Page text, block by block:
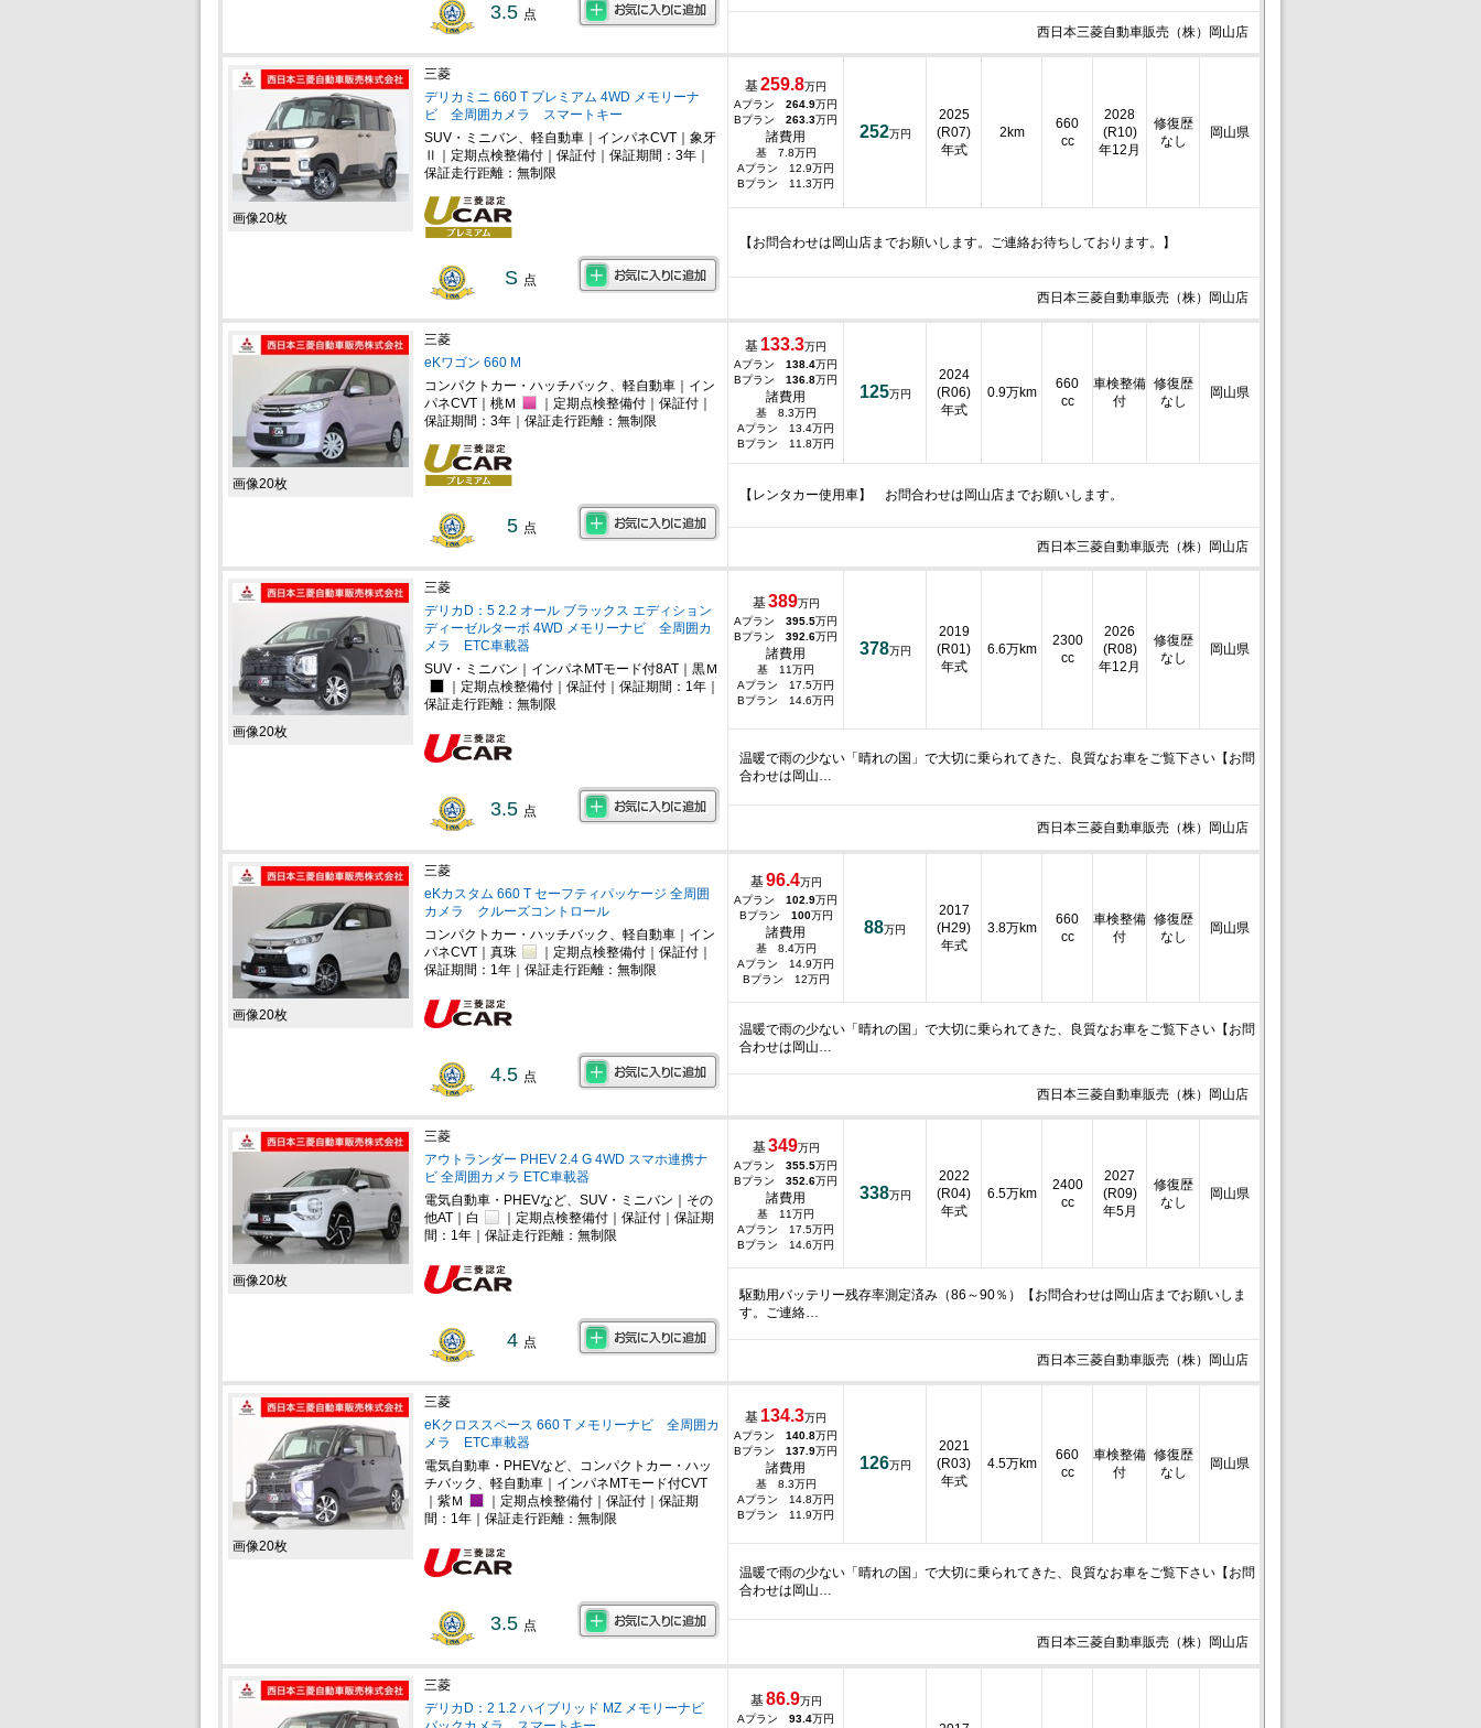
3.5 点
西日本三菱自動車販売（株）岡山店
画像20枚
三菱
デリカミニ 660 T プレミアム 4WD メモリーナ
ビ 全周囲カメラ スマートキー
SUV・ミニバン、軽自動車｜インパネCVT｜象牙
Ⅱ｜定期点検整備付｜保証付｜保証期間：3年｜
保証走行距離：無制限
S 点
基259.8万円
Aプラン 264.9万円
Bプラン 263.3万円
諸費用
基 7.8万円
Aプラン 12.9万円
Bプラン 11.3万円
252万円
2025
(R07)
年式
2km
660
cc
2028
(R10)
年12月
修復歴
なし
岡山県
【お問合わせは岡山店までお願いします。ご連絡お待ちしております。】
西日本三菱自動車販売（株）岡山店
画像20枚
三菱
eKワゴン 660 M
コンパクトカー・ハッチバック、軽自動車｜イン
パネCVT｜桃Ｍ
｜定期点検整備付｜保証付｜
保証期間：3年｜保証走行距離：無制限
5 点
基 133.3万円
Aプラン 138.4万円
Bプラン 136.8万円
諸費用
基 8.3万円
Aプラン 13.4万円
Bプラン 11.8万円
125万円
2024
(R06)
年式
0.9万km
660
cc
車検整備
付
修復歴
なし
岡山県
【レンタカー使用車】 お問合わせは岡山店までお願いします。
西日本三菱自動車販売（株）岡山店
画像20枚
三菱
デリカD：5 2.2 オール ブラックス エディション
ディーゼルターボ 4WD メモリーナビ 全周囲カ
メラ ETC車載器
SUV・ミニバン｜インパネMTモード付8AT｜黒Ｍ
｜定期点検整備付｜保証付｜保証期間：1年｜
保証走行距離：無制限
3.5 点
基389万円
Aプラン 395.5万円
Bプラン 392.6万円
諸費用
基 11万円
Aプラン 17.5万円
Bプラン 14.6万円
378万円
2019
(R01)
年式
6.6万km
2300
cc
2026
(R08)
年12月
修復歴
なし
岡山県
温暖で雨の少ない「晴れの国」で大切に乗られてきた、良質なお車をご覧下さい【お問
合わせは岡山…
西日本三菱自動車販売（株）岡山店
画像20枚
三菱
eKカスタム 660 T セーフティパッケージ 全周囲
カメラ クルーズコントロール
コンパクトカー・ハッチバック、軽自動車｜イン
パネCVT｜真珠
｜定期点検整備付｜保証付｜
保証期間：1年｜保証走行距離：無制限
4.5 点
基96.4万円
Aプラン 102.9万円
Bプラン 100万円
諸費用
基 8.4万円
Aプラン 14.9万円
Bプラン 12万円
88万円
2017
(H29)
年式
3.8万km
660
cc
車検整備
付
修復歴
なし
岡山県
温暖で雨の少ない「晴れの国」で大切に乗られてきた、良質なお車をご覧下さい【お問
合わせは岡山…
西日本三菱自動車販売（株）岡山店
画像20枚
三菱
アウトランダー PHEV 2.4 G 4WD スマホ連携ナ
ビ 全周囲カメラ ETC車載器
電気自動車・PHEVなど、SUV・ミニバン｜その
他AT｜白
｜定期点検整備付｜保証付｜保証期
間：1年｜保証走行距離：無制限
4 点
基349万円
Aプラン 355.5万円
Bプラン 352.6万円
諸費用
基 11万円
Aプラン 17.5万円
Bプラン 14.6万円
338万円
2022
(R04)
年式
6.5万km
2400
cc
2027
(R09)
年5月
修復歴
なし
岡山県
駆動用バッテリー残存率測定済み（86～90％）【お問合わせは岡山店までお願いしま
す。ご連絡…
西日本三菱自動車販売（株）岡山店
画像20枚
三菱
eKクロススペース 660 T メモリーナビ 全周囲カ
メラ ETC車載器
電気自動車・PHEVなど、コンパクトカー・ハッ
チバック、軽自動車｜インパネMTモード付CVT
｜紫Ｍ
｜定期点検整備付｜保証付｜保証期
間：1年｜保証走行距離：無制限
3.5 点
基 134.3万円
Aプラン 140.8万円
Bプラン 137.9万円
諸費用
基 8.3万円
Aプラン 14.8万円
Bプラン 11.9万円
126万円
2021
(R03)
年式
4.5万km
660
cc
車検整備
付
修復歴
なし
岡山県
温暖で雨の少ない「晴れの国」で大切に乗られてきた、良質なお車をご覧下さい【お問
合わせは岡山…
西日本三菱自動車販売（株）岡山店
三菱
デリカD：2 1.2 ハイブリッド MZ メモリーナビ
基86.9万円
Aプラン 93.4万円